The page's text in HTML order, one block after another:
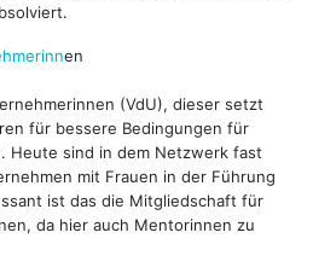
en
(VdU), dieser setzt
für bessere Bedingungen für
Heute sind in dem Netzwerk fast
mit Frauen in der Führung
ist das die Mitgliedschaft für
da hier auch Mentorinnen zu